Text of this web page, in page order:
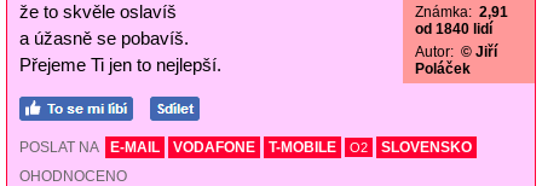
že to skvěle oslavíš
a úžasně se pobavíš.
Přejeme Ti jen to nejlepší.
Známka: 2,91
od 1840 lidí
Autor: © Jiří
Poláček
POSLAT NA E-MAIL VODAFONE T-MOBILE O2
SLOVENSKO
OHODNOCENO